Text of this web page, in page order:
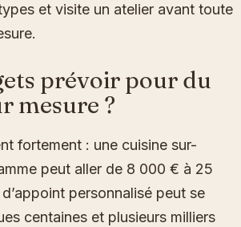
et visite un atelier avant toute
prévoir pour du
mesure ?
fortement : une cuisine sur-
peut aller de 8 000 € à 25
personnalisé peut se
centaines et plusieurs milliers